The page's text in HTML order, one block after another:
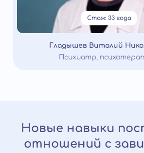
Стаж: 33 года
Гладышев Виталий
Психиатр,
Новые навыки
отношений с